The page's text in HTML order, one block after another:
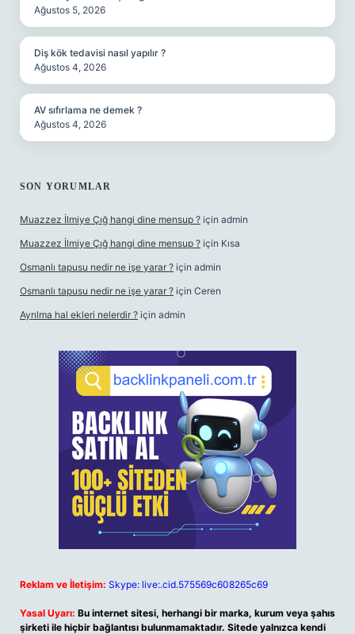
Ağustos 5, 2026
Diş kök tedavisi nasıl yapılır ?
Ağustos 4, 2026
AV sıfırlama ne demek ?
Ağustos 4, 2026
SON YORUMLAR
Muazzez İlmiye Çığ hangi dine mensup ? için admin
Muazzez İlmiye Çığ hangi dine mensup ? için Kısa
Osmanlı tapusu nedir ne işe yarar ? için admin
Osmanlı tapusu nedir ne işe yarar ? için Ceren
Ayrılma hal ekleri nelerdir ? için admin
Reklam ve İletişim: Skype: live:.cid.575569c608265c69
Yasal Uyarı: Bu internet sitesi, herhangi bir marka, kurum veya şahıs
şirketi ile hiçbir bağlantısı bulunmamaktadır. Sitede yalnızca kendi